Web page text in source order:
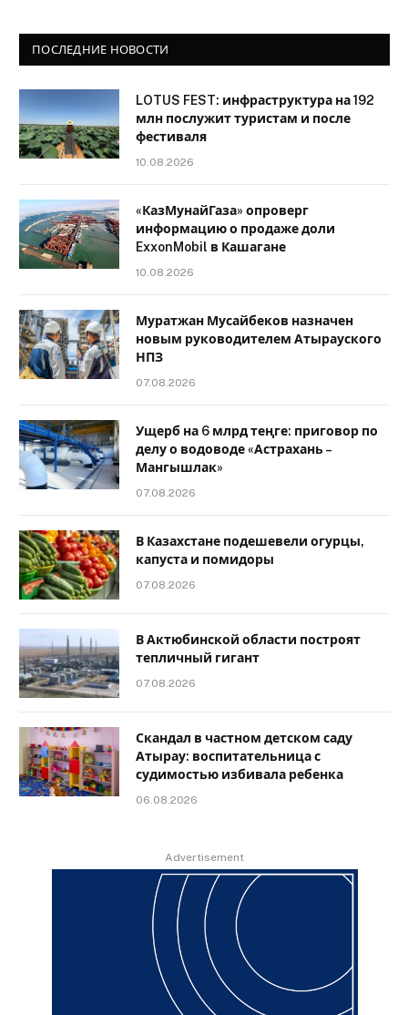
ПОСЛЕДНИЕ НОВОСТИ
LOTUS FEST: инфраструктура на 192
млн послужит туристам и после
фестиваля
10.08.2026
«КазМунайГаза» опроверг
информацию о продаже доли
ExxonMobil в Кашагане
10.08.2026
Муратжан Мусайбеков назначен
новым руководителем Атырауского
НПЗ
07.08.2026
Ущерб на 6 млрд теңге: приговор по
делу о водоводе «Астрахань –
Мангышлак»
07.08.2026
В Казахстане подешевели огурцы,
капуста и помидоры
07.08.2026
В Актюбинской области построят
тепличный гигант
07.08.2026
Скандал в частном детском саду
Атырау: воспитательница с
судимостью избивала ребенка
06.08.2026
Advertisement